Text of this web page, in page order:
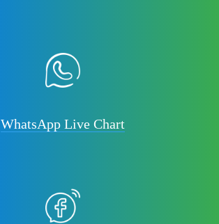
WhatsApp Live Chart